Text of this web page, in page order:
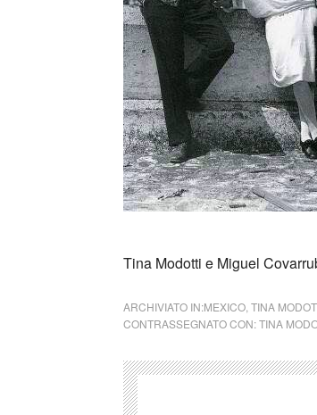
Tina Modotti e Miguel
ARCHIVIATO IN:MEXICO TINA
CONTRASSEGNATO CON:TINA